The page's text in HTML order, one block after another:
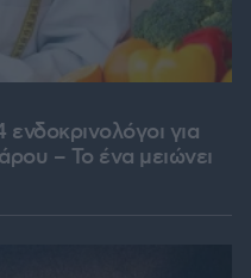
για
– Το ένα μειώνει